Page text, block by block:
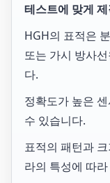
테스트에 맞게
HGH의 표적은
또는 가시 방사
다.
정확도가 높은
수 있습니다.
표적의 패턴과
라의 특성에 따